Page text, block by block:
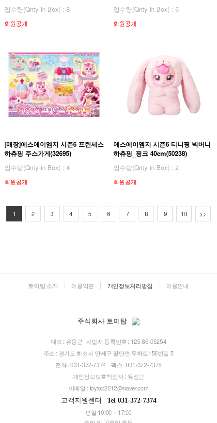
입수량(Qnty in Box) : 8
회원공개
입수량(Qnty in Box) : 6
회원공개
[매장]에스에이엠지 시즌6 프린세스
하츄핑 주스가게(32695)
입수량(Qnty in Box) : 4
회원공개
에스에이엠지 시즌6 티니핑 빅버니
하츄핑_핑크 40cm(50238)
입수량(Qnty in Box) : 2
회원공개
1 2 3 4 5 6 7 8 9 10 >>
토이탑 소개 이용약관 개인정보처리방침 이용안내
주식회사 토이탑
대표 : 유용근 사업자 등록번호 : 125-86-05254
주소 : 경기도 화성시 만세구 팔탄면 무하로156번길 5
전화 : 031-372-7374
팩스 : 031-372-7375
개인정보보호책임자 : 유성근
이메일 :toytop2012@naver.com
고객지원센터 Tel 031-372-7374
평일 10:00 ~ 17:00